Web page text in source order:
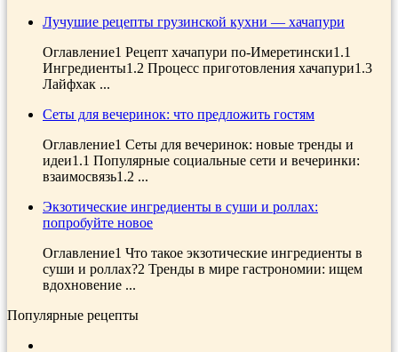
Лучушие рецепты грузинской кухни — хачапури
Оглавление1 Рецепт хачапури по-Имеретински1.1
Ингредиенты1.2 Процесс приготовления хачапури1.3
Лайфхак ...
Сеты для вечеринок: что предложить гостям
Оглавление1 Сеты для вечеринок: новые тренды и
идеи1.1 Популярные социальные сети и вечеринки:
взаимосвязь1.2 ...
Экзотические ингредиенты в суши и роллах:
попробуйте новое
Оглавление1 Что такое экзотические ингредиенты в
суши и роллах?2 Тренды в мире гастрономии: ищем
вдохновение ...
Популярные рецепты